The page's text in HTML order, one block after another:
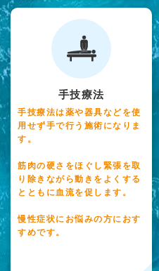
手技療法
手技療法は薬や器具などを使
用せず手で行う施術になりま
す。
筋肉の硬さをほぐし緊張を取
り除きながら動きをよくする
とともに血流を促します。
慢性症状にお悩みの方におす
すめです。